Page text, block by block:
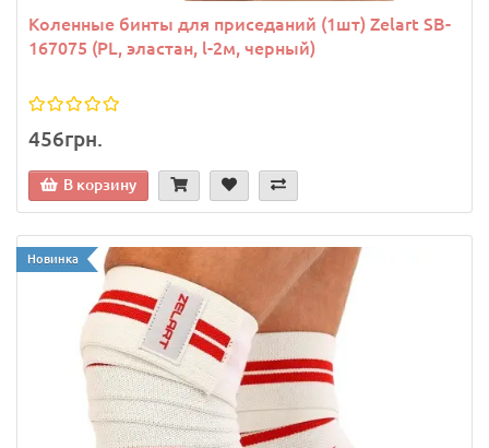
Коленные бинты для приседаний (1шт) Zelart SB-
167075 (PL, эластан, l-2м, черный)
456грн.
В корзину
Новинка